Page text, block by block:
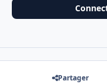
Partager